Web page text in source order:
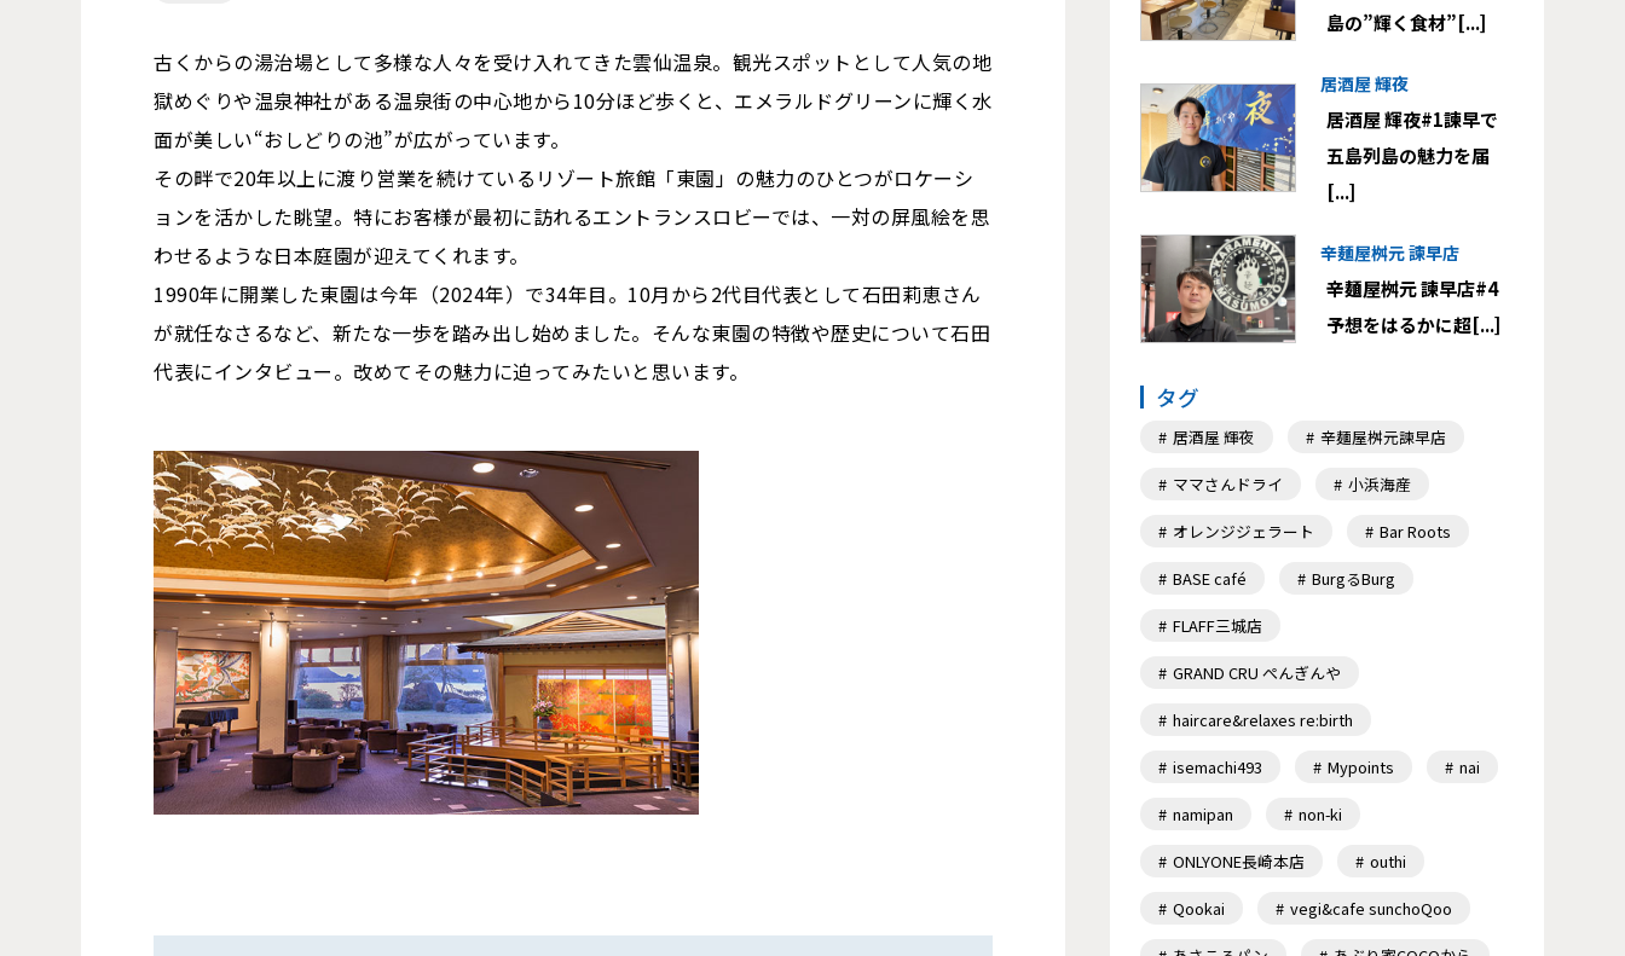
古くからの湯治場として多様な人々を受け入れてきた雲仙温泉。観光スポットとして人気の地
獄めぐりや温泉神社がある温泉街の中心地から10分ほど歩くと、エメラルドグリーンに輝く水
面が美しい“おしどりの池”が広がっています。
その畔で20年以上に渡り営業を続けているリゾート旅館「東園」の魅力のひとつがロケーシ
ョンを活かした眺望。特にお客様が最初に訪れるエントランスロビーでは、一対の屏風絵を思
わせるような日本庭園が迎えてくれます。
1990年に開業した東園は今年（2024年）で34年目。10月から2代目代表として石田莉恵さん
が就任なさるなど、新たな一歩を踏み出し始めました。そんな東園の特徴や歴史について石田
代表にインタビュー。改めてその魅力に迫ってみたいと思います。
島の”輝く食材”[...]
居酒屋 輝夜
居酒屋 輝夜#1諫早で
五島列島の魅力を届
[...]
辛麺屋桝元 諫早店
辛麺屋桝元 諫早店#4
予想をはるかに超[...]
タグ
居酒屋 輝夜 辛麺屋桝元諫早店
ママさんドライ 小浜海産
オレンジジェラート Bar Roots
BASE café BurgるBurg
FLAFF三城店
GRAND CRU ぺんぎんや
haircare&relaxes re:birth
isemachi493 Mypoints nai
namipan non-ki
ONLYONE長崎本店 outhi
Qookai vegi&cafe sunchoQoo